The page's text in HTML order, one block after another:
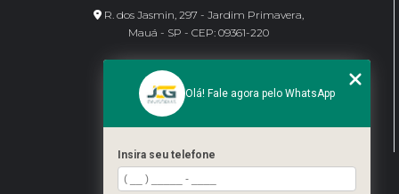
R. dos Jasmin, 297 - Jardim Primavera,
Mauá - SP - CEP: 09361-220
CONTATO
(11) 95462-8630
bene@jcgdivisorias.com
Olá! Fale agora pelo WhatsApp
Insira seu telefone